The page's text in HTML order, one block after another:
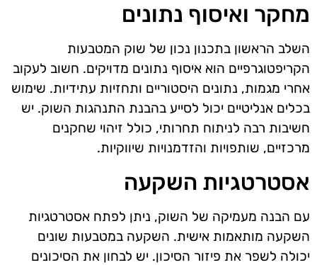
מחקר ואיסוף נתונים
השלב הראשון בתכנון נכון של שוק המטבעות
הקריפטוגרפיים הוא איסוף נתונים מדויקים. חשוב לעקוב
אחרי מגמות, נתונים היסטוריים ותחזיות עתידיות. שימוש
בכלים אנליטיים יכול לסייע בהבנת התנהגות השוק. יש
חשיבות רבה לניתוח תחרותי, כולל זיהוי שחקנים
מרכזיים, שותפויות והזדמנויות שיווקיות.
אסטרטגיות השקעה
עם הבנה מעמיקה של השוק, ניתן לפתח אסטרטגיות
השקעה מותאמות אישית. השקעה במטבעות שונים
יכולה לשפר את פיזור הסיכון. יש לבחון את הסיכונים